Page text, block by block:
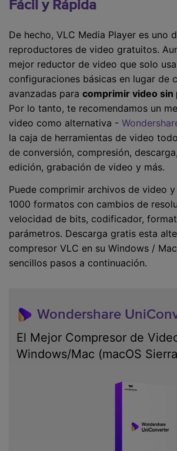
Fácil y Rápida
De hecho, VLC Media Player es uno
reproductores de video gratuitos.
mejor reductor de video que solo
configuraciones básicas en lugar de
avanzadas para comprimir video sin
Por lo tanto, te recomendamos un
video como alternativa -
la caja de herramientas de video
de conversión, compresión,
edición, grabación de video y más.
Puede comprimir archivos de video
1000 formatos con cambios de
velocidad de bits, codificador,
parámetros. Descarga gratis esta
compresor VLC en su Windows /
sencillos pasos a continuación.
Wondershare
El Mejor Compresor de
Windows/Mac (macOS